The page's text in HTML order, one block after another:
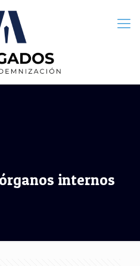
internos